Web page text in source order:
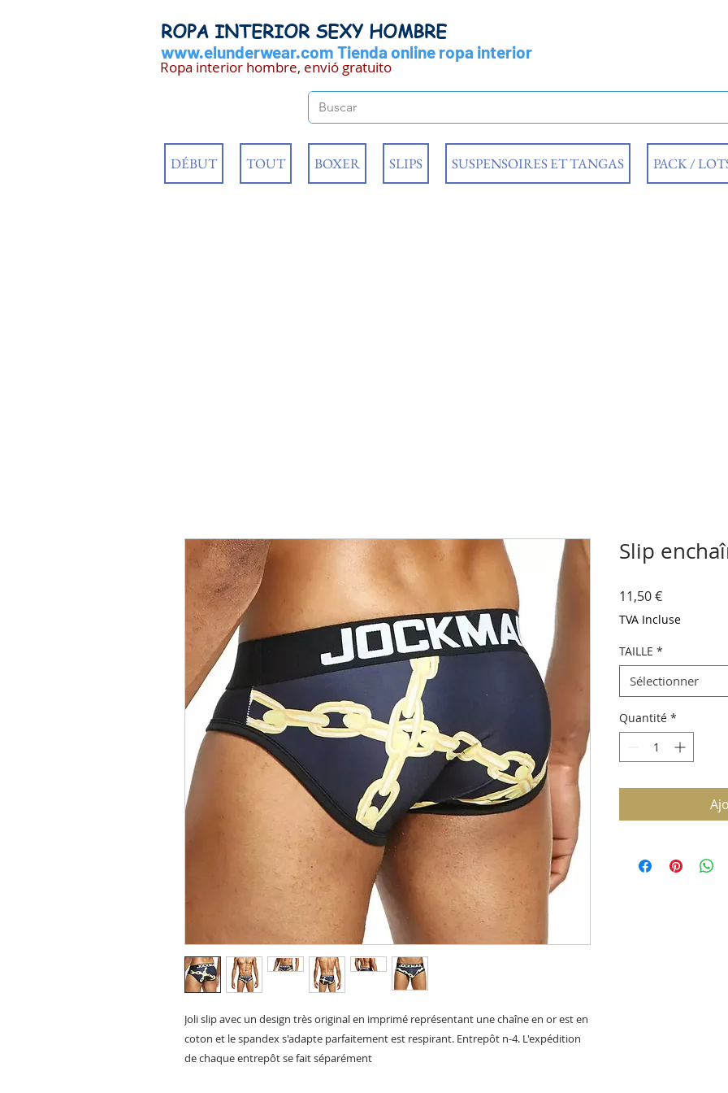
ROPA INTERIOR SEXY HOMBRE
www.elunderwear.com Tienda online ropa interior
Ropa interior hombre, envió gratuito
DÉBUT TOUT BOXER SLIPS SUSPENSOIRES ET TANGAS PACK /
Joli slip avec un design très original en imprimé représentant une chaîne en or est en
coton et le spandex s'adapte parfaitement est respirant. Entrepôt n-4. L'expédition
de chaque entrepôt se fait séparément
Slip
11,50 €Prix
TVA Incluse
TAILLE *
Sélectionner
Quantité *